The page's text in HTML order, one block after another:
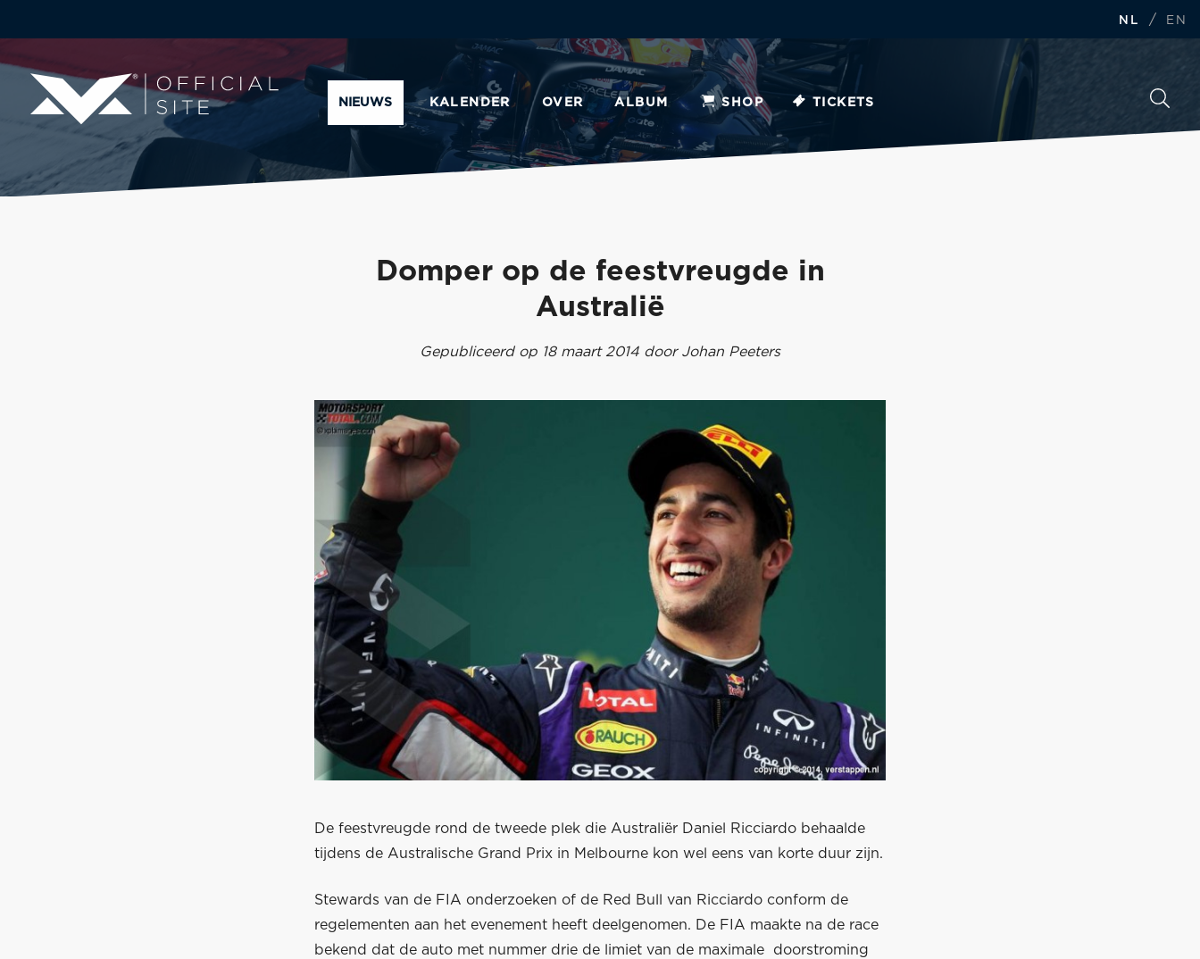
NL / EN
NIEUWS KALENDER OVER ALBUM SHOP TICKETS
Domper op de feestvreugde in
Australië
Gepubliceerd op 18 maart 2014 door Johan Peeters
De feestvreugde rond de tweede plek die Australiër Daniel Ricciardo behaalde
tijdens de Australische Grand Prix in Melbourne kon wel eens van korte duur zijn.
Stewards van de FIA onderzoeken of de Red Bull van Ricciardo conform de
regelementen aan het evenement heeft deelgenomen. De FIA maakte na de race
bekend dat de auto met nummer drie de limiet van de maximale doorstroming